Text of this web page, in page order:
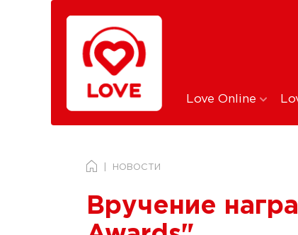
Love Online
НОВОСТИ
Вручение